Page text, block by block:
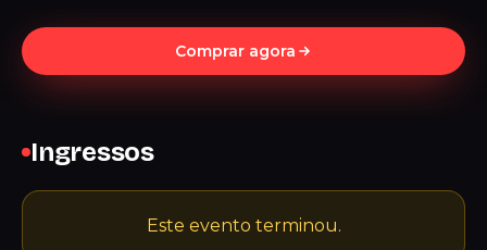
Comprar agora
Ingressos
Este evento terminou.